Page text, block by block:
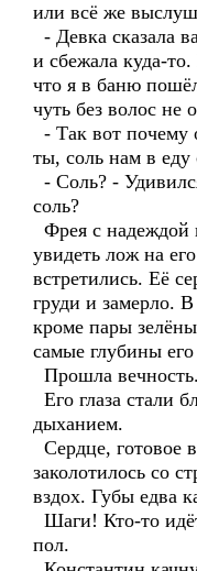
или всё же
- Девка сказала
и сбежала куда-
что я в баню
чуть без волос не
- Так вот почему
ты, соль нам в еду
- Соль? -
соль?
Фрея с надеждой
увидеть лож на
встретились. Её
груди и замерло.
кроме пары
самые глубины
Прошла вечность.
Его глаза стали
дыханием.
Сердце, готовое
заколотилось со
вздох. Губы едва
Шаги! Кто-то
пол.